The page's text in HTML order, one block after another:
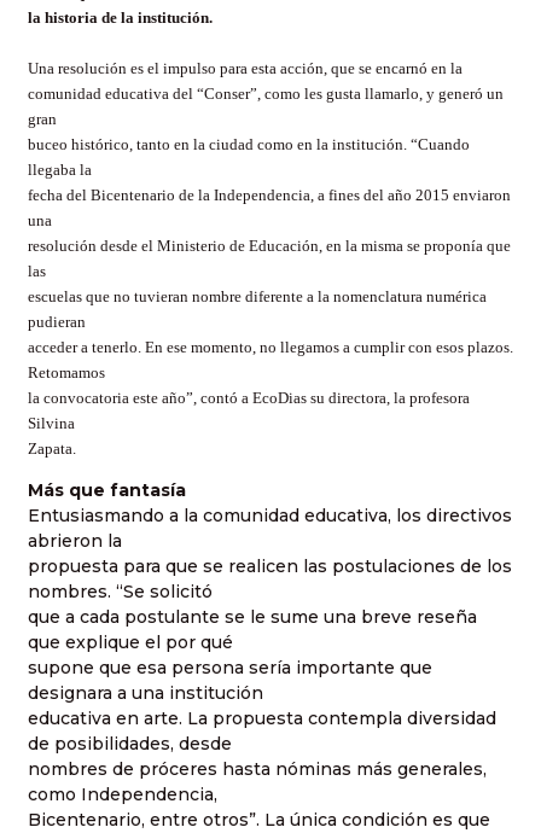
la historia de la institución.
Una resolución es el impulso para esta acción, que se encarnó en la
comunidad educativa del “Conser”, como les gusta llamarlo, y generó un
gran
buceo histórico, tanto en la ciudad como en la institución. “Cuando
llegaba la
fecha del Bicentenario de la Independencia, a fines del año 2015 enviaron
una
resolución desde el Ministerio de Educación, en la misma se proponía que
las
escuelas que no tuvieran nombre diferente a la nomenclatura numérica
pudieran
acceder a tenerlo. En ese momento, no llegamos a cumplir con esos plazos.
Retomamos
la convocatoria este año”, contó a EcoDias su directora, la profesora
Silvina
Zapata.
Más que fantasía
Entusiasmando a la comunidad educativa, los directivos
abrieron la
propuesta para que se realicen las postulaciones de los
nombres. “Se solicitó
que a cada postulante se le sume una breve reseña
que explique el por qué
supone que esa persona sería importante que
designara a una institución
educativa en arte. La propuesta contempla diversidad
de posibilidades, desde
nombres de próceres hasta nóminas más generales,
como Independencia,
Bicentenario, entre otros”. La única condición es que